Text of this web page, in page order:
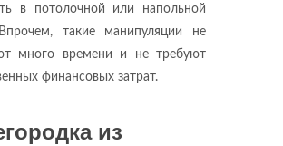
в потолочной или напольной
такие манипуляции не
много времени и не требуют
финансовых затрат.
из